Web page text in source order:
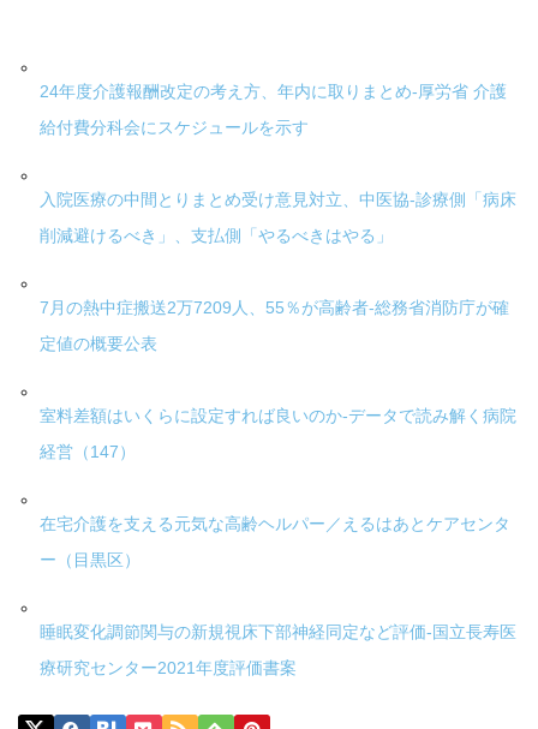
24年度介護報酬改定の考え方、年内に取りまとめ-厚労省 介護
給付費分科会にスケジュールを示す
入院医療の中間とりまとめ受け意見対立、中医協-診療側「病床
削減避けるべき」、支払側「やるべきはやる」
7月の熱中症搬送2万7209人、55％が高齢者-総務省消防庁が確
定値の概要公表
室料差額はいくらに設定すれば良いのか-データで読み解く病院
経営（147）
在宅介護を支える元気な高齢ヘルパー／えるはあとケアセンタ
ー（目黒区）
睡眠変化調節関与の新規視床下部神経同定など評価-国立長寿医
療研究センター2021年度評価書案